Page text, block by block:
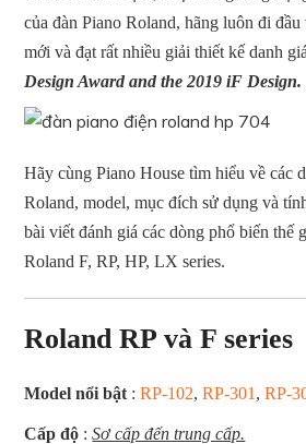
của đàn Piano Roland, hãng luôn đi đầu
mới và đạt rất nhiều giải thiết kế danh
Design Award and the 2019 iF Design.
Hãy cùng Piano House tìm hiểu về các
Roland, model, mục đích sử dụng và
bài viết đánh giá các dòng phổ biến thế
Roland F, RP, HP, LX series.
Roland RP và F series
Model nổi bật :RP-102,RP-301 ,RP-
Cấp độ :Sơ cấp đến trung cấp.